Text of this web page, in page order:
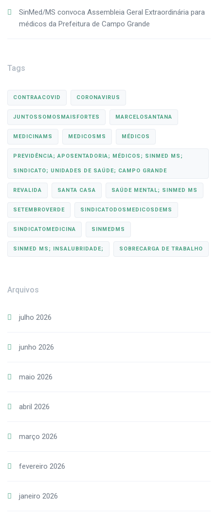
SinMed/MS convoca Assembleia Geral Extraordinária para
médicos da Prefeitura de Campo Grande
Tags
CONTRAACOVID CORONAVIRUS
JUNTOSSOMOSMAISFORTES MARCELOSANTANA
MEDICINAMS MEDICOSMS MÉDICOS
PREVIDÊNCIA; APOSENTADORIA; MÉDICOS; SINMED MS;
SINDICATO; UNIDADES DE SAÚDE; CAMPO GRANDE
REVALIDA SANTA CASA SAÚDE MENTAL; SINMED MS
SETEMBROVERDE SINDICATODOSMEDICOSDEMS
SINDICATOMEDICINA SINMEDMS
SINMED MS; INSALUBRIDADE; SOBRECARGA DE TRABALHO
Arquivos
julho 2026
junho 2026
maio 2026
abril 2026
março 2026
fevereiro 2026
janeiro 2026